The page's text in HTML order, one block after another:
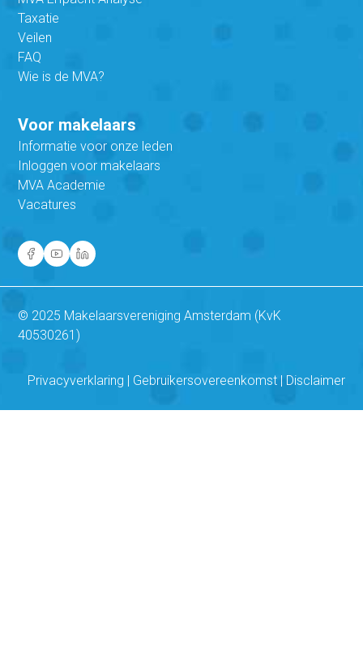
Taxatie
Veilen
FAQ
Wie is de MVA?
Voor makelaars
Informatie voor onze leden
Inloggen voor makelaars
MVA Academie
Vacatures
© 2025 Makelaarsvereniging Amsterdam (KvK
40530261)
Privacyverklaring Gebruikersovereenkomst Disclaimer